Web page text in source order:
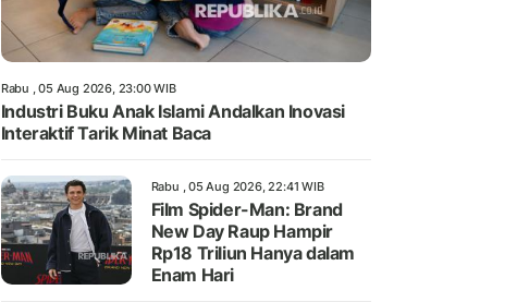
Rabu , 05 Aug 2026, 23:00 WIB
Industri Buku Anak Islami Andalkan Inovasi
Interaktif Tarik Minat Baca
Rabu , 05 Aug 2026, 22:41 WIB
Film Spider-Man: Brand
New Day Raup Hampir
Rp18 Triliun Hanya dalam
Enam Hari